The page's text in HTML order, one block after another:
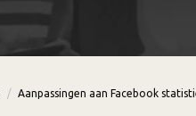
Aanpassingen aan Facebook